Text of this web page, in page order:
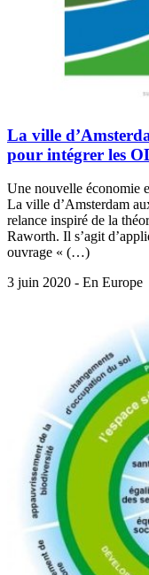
La ville
pour intégrer les
Une nouvelle économie
La ville d’Amsterdam
relance inspiré de la
Raworth. Il s’agit
ouvrage « (…)
3 juin 2020 - En Europe